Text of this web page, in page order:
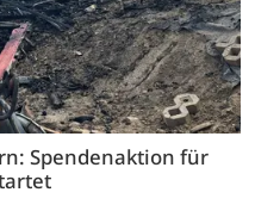
Spendenaktion für